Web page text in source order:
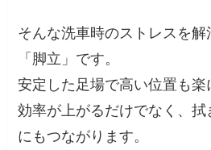
そんな洗車時のストレスを
「脚立」です。
安定した足場で高い位置も
効率が上がるだけでなく、
にもつながります。